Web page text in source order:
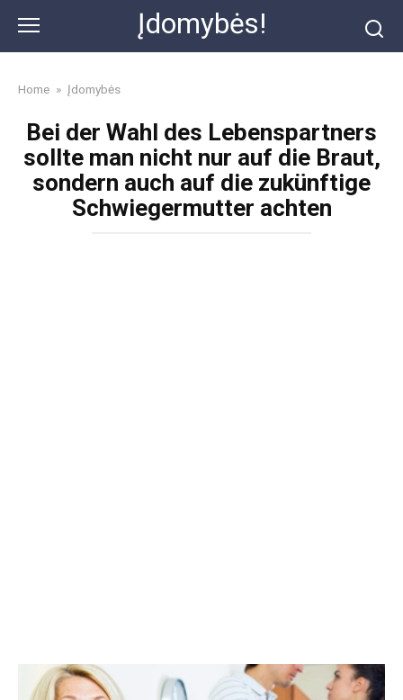
content
Įdomybės!
Home » Įdomybės
Bei der Wahl des Lebenspartners
sollte man nicht nur auf die Braut,
sondern auch auf die zukünftige
Schwiegermutter achten